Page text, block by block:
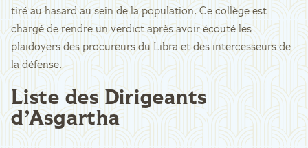
tiré au hasard au sein de la population. Ce collège est
chargé de rendre un verdict après avoir écouté les
plaidoyers des procureurs du Libra et des intercesseurs de
la défense.
Liste des Dirigeants
d’Asgartha